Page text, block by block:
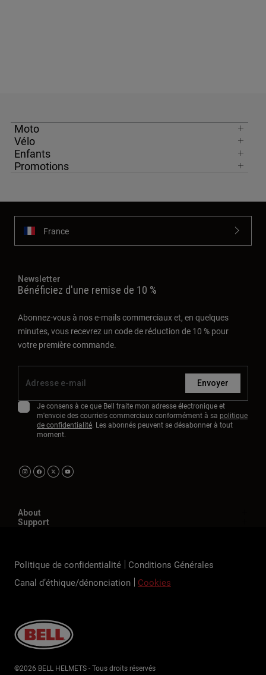
Moto
Vélo
Enfants
Promotions
France
Newsletter
Bénéficiez d'une remise de 10 %
Abonnez-vous à nos e-mails commerciaux et, en quelques
minutes, vous recevrez un code de réduction de 10 % pour
votre première commande.
Envoyer
Je consens à ce que Bell traite mon adresse électronique et
m'envoie des courriels commerciaux conformément à sa politique
de confidentialité. Les abonnés peuvent se désabonner à tout
moment.
About
Support
Politique de confidentialité
Conditions Générales
Canal d’éthique/dénonciation
Cookies
©2026 BELL HELMETS - Tous droits réservés